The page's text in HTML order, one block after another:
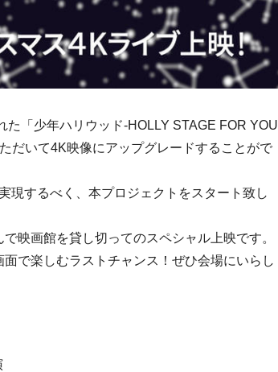
「少年ハリウッド-HOLLY STAGE FOR YOU
だいて4K映像にアップグレードすることがで
現するべく、本プロジェクトをスタート致し
映画館を貸し切ってのスペシャル上映です。
で楽しむラストチャンス！ぜひ会場にいらし